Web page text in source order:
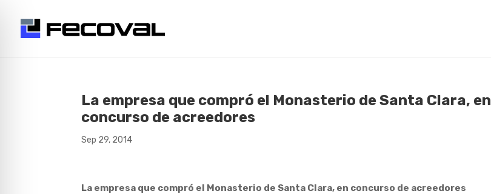
La empresa que compró el Monasterio de Santa Clara, en
concurso de acreedores
Sep 29, 2014
La empresa que compró el Monasterio de Santa Clara, en concurso de acreedores